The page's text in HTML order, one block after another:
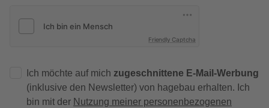
Friendly Captcha
Ich möchte auf mich zugeschnittene E-Mail-Werbung
(inklusive den Newsletter) von hagebau erhalten. Ich
bin mit der Nutzung meiner personenbezogenen